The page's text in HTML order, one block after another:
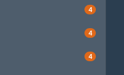
4
4
4